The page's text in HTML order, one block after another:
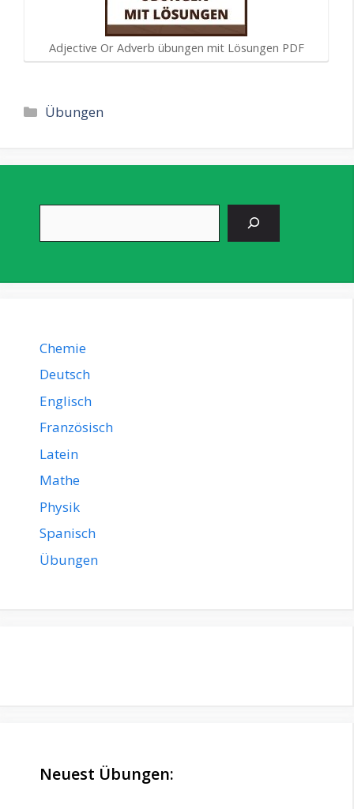
Adjective Or Adverb übungen mit Lösungen PDF
Kategorien
Übungen
Chemie
Deutsch
Englisch
Französisch
Latein
Mathe
Physik
Spanisch
Übungen
Neuest Übungen: